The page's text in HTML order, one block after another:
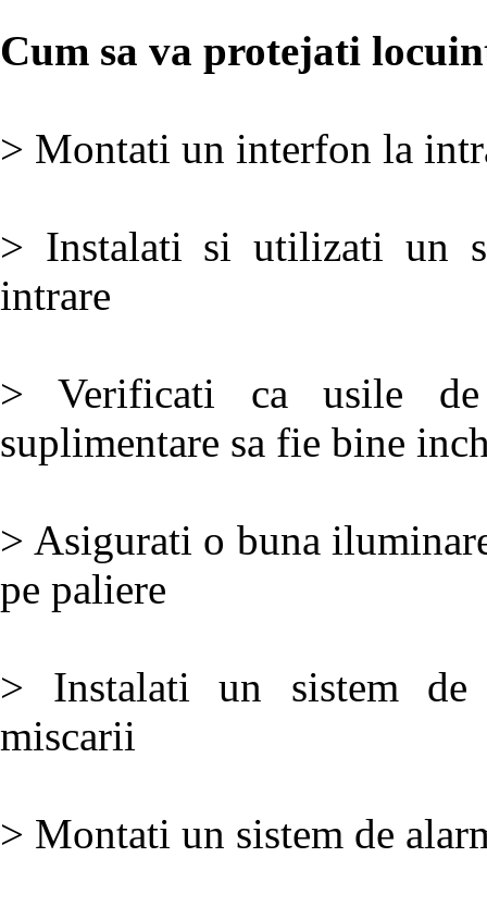
Cum sa va protejati
> Montati un interfon la
> Instalati si utilizati un
intrare
> Verificati ca usile
suplimentare sa fie bine
> Asigurati o buna
pe paliere
> Instalati un sistem de
miscarii
> Montati un sistem de